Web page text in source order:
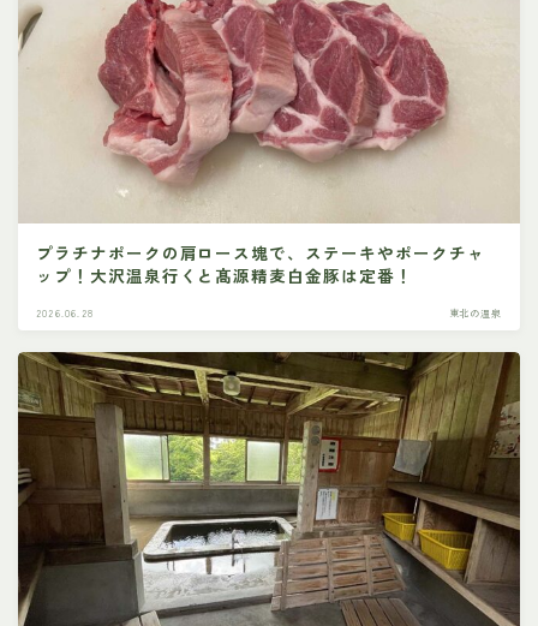
プラチナポークの肩ロース塊で、ステーキやポークチャ
ップ！大沢温泉行くと髙源精麦白金豚は定番！
2026.06.28 東北の温泉